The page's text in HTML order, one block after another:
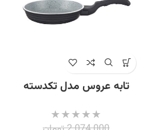
تابه عروس مدل تکدسته